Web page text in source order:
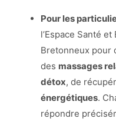
Pour les
l’Espace Santé
Bretonneux pour
des massages
détox, de
énergétiques.
répondre